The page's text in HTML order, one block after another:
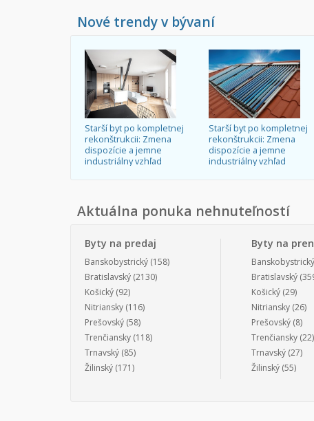
Nové trendy v bývaní
Starší byt po kompletnej
rekonštrukcii: Zmena
dispozície a jemne
industriálny vzhľad
Starší byt po kompletnej
rekonštrukcii: Zmena
dispozície a jemne
industriálny vzhľad
Aktuálna ponuka nehnuteľností
Byty na predaj
Banskobystrický (158)
Bratislavský (2130)
Košický (92)
Nitriansky (116)
Prešovský (58)
Trenčiansky (118)
Trnavský (85)
Žilinský (171)
Byty na
Banskobystrický
Bratislavský
Košický(29)
Nitriansky(26)
Prešovský(8)
Trenčiansky(22)
Trnavský(27)
Žilinský(55)